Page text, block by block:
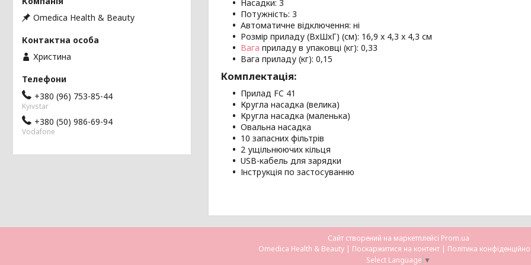
Насадки: 3
Потужність: 3
Автоматичне відключення: ні
Розмір приладу (ВхШхГ) (см): 16,9 x 4,3 x 4,3 см
Вага приладу в упаковці (кг): 0,33
Вага приладу (кг): 0,15
Комплектація:
Прилад FC 41
Кругла насадка (велика)
Кругла насадка (маленька)
Овальна насадка
10 запасних фільтрів
2 ущільнюючих кільця
USB-кабель для зарядки
Інструкція по застосуванню
Omedica Health & Beauty
Христина
+380 (96) 753-85-44
Kyivstar
+380 (50) 986-69-94
Vodafone
Сайт створений на маркетплейсі Prom.ua
Omedica Health & Beauty | Поскаржитися на контент | Політика
Select Language ▼